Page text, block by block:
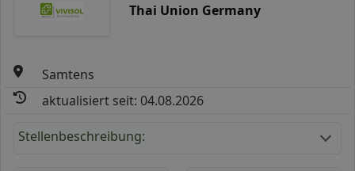
Thai Union Germany
Samtens
aktualisiert seit: 04.08.2026
Stellenbeschreibung: